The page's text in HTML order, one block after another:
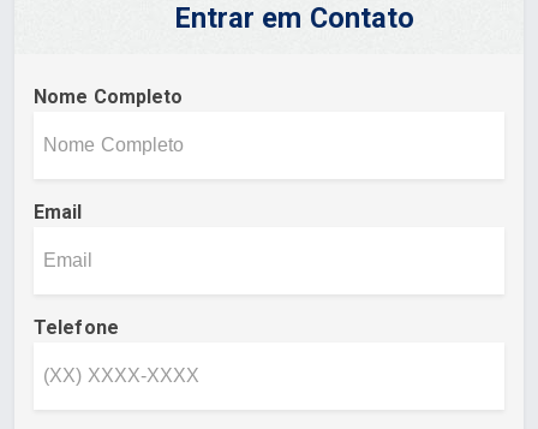
Entrar em Contato
Nome Completo
Email
Telefone